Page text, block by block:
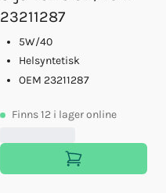
23211287
5W/40
Helsyntetisk
OEM 23211287
Finns12 i lager online